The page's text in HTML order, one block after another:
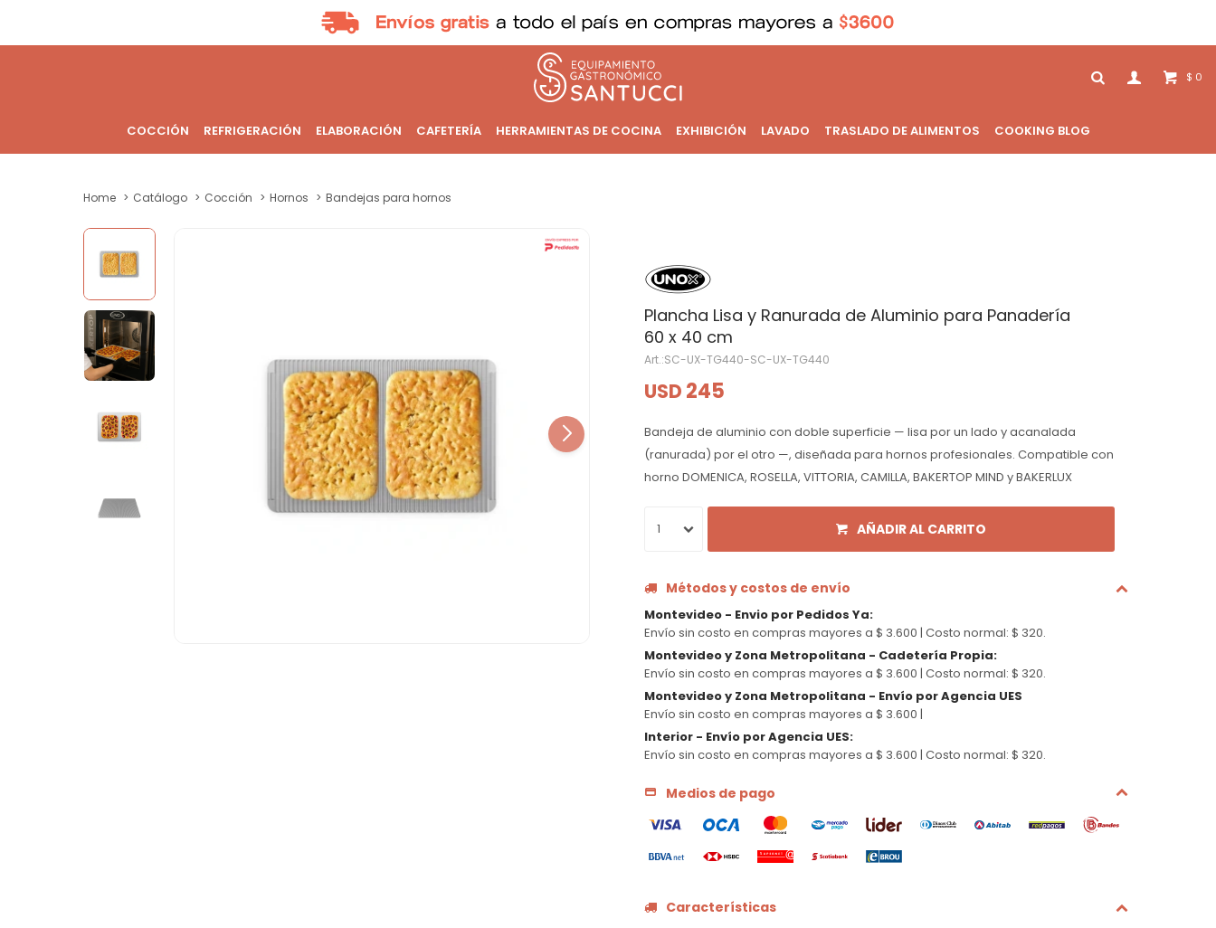
COCCIÓN REFRIGERACIÓN ELABORACIÓN CAFETERÍA HERRAMIENTAS DE COCINA EXHIBICIÓN LAVADO TRASLADO DE ALIMENTOS COOKING BLOG
$ 0
Home Catálogo Cocción Hornos Bandejas para hornos
Plancha Lisa y Ranurada de Aluminio para Panadería
60 x 40 cm
SC-UX-TG440-SC-UX-TG440
USD 245
Bandeja de aluminio con doble superficie — lisa por un lado y acanalada
(ranurada) por el otro —, diseñada para hornos profesionales. Compatible con
horno DOMENICA, ROSELLA, VITTORIA, CAMILLA, BAKERTOP MIND y BAKERLUX
1 AÑADIR AL CARRITO
Métodos y costos de envío
Montevideo - Envio por Pedidos Ya:
Envío sin costo en compras mayores a $ 3.600 | Costo normal: $ 320.
Montevideo y Zona Metropolitana - Cadetería Propia:
Envío sin costo en compras mayores a $ 3.600 | Costo normal: $ 320.
Montevideo y Zona Metropolitana - Envío por Agencia UES
Envío sin costo en compras mayores a $ 3.600 |
Interior - Envío por Agencia UES:
Envío sin costo en compras mayores a $ 3.600 | Costo normal: $ 320.
Medios de pago
Características